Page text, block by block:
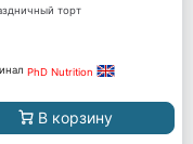
торт
PhD Nutrition
В корзину